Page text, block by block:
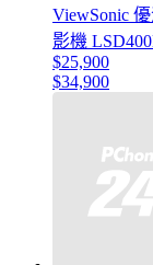
ViewSonic
影機
$25,900
$34,900